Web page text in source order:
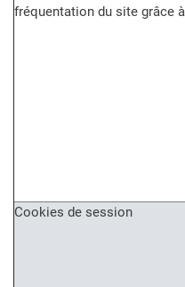
fréquentation du site grâce
Cookies de session